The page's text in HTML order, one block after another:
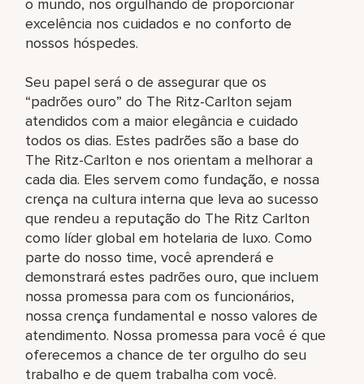
o mundo, nos orgulhando de proporcionar
excelência nos cuidados e no conforto de
nossos hóspedes.
Seu papel será o de assegurar que os
“padrões ouro” do The Ritz-Carlton sejam
atendidos com a maior elegância e cuidado
todos os dias. Estes padrões são a base do
The Ritz-Carlton e nos orientam a melhorar a
cada dia. Eles servem como fundação, e nossa
crença na cultura interna que leva ao sucesso
que rendeu a reputação do The Ritz Carlton
como líder global em hotelaria de luxo. Como
parte do nosso time, você aprenderá e
demonstrará estes padrões ouro, que incluem
nossa promessa para com os funcionários,
nossa crença fundamental e nosso valores de
atendimento. Nossa promessa para você é que
oferecemos a chance de ter orgulho do seu
trabalho e de quem trabalha com você.